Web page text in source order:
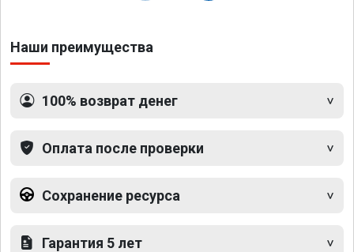
Наши преимущества
100% возврат денег
Оплата после проверки
Сохранение ресурса
Гарантия 5 лет